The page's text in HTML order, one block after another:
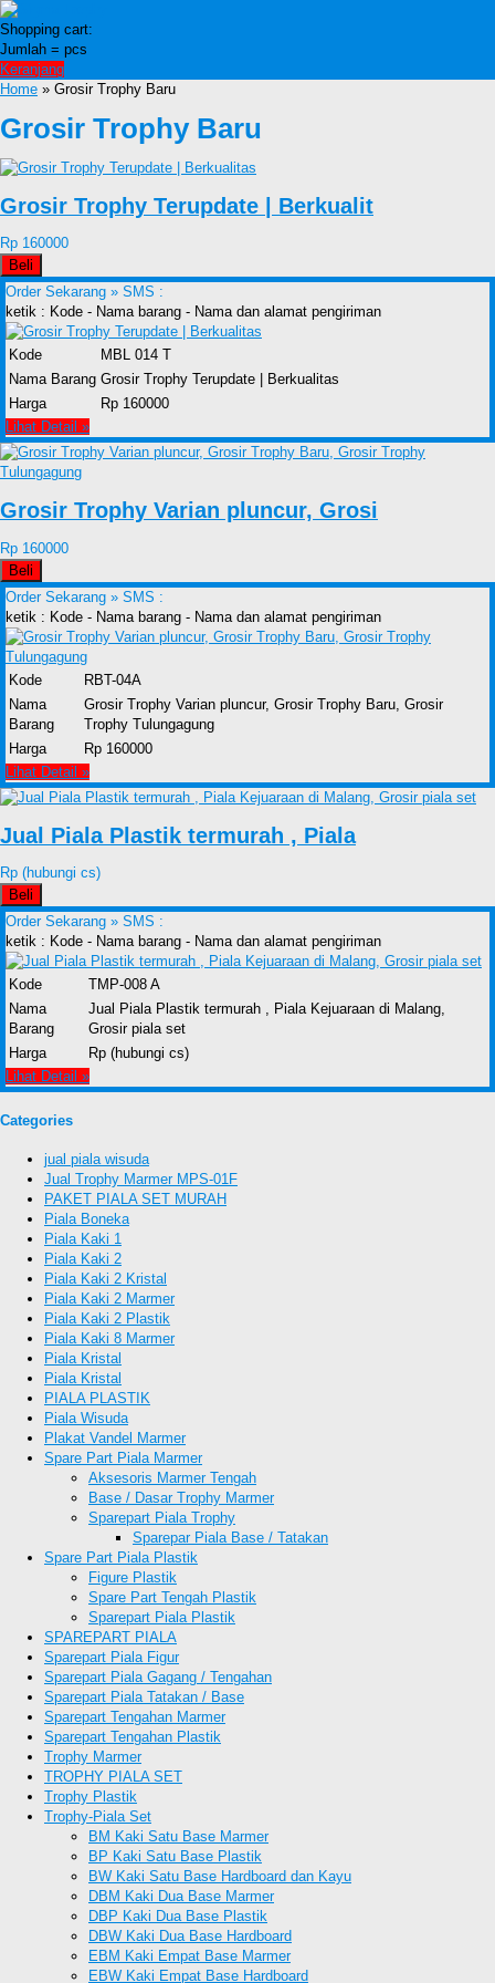
Shopping cart:
Jumlah = pcs
Keranjang
Home » Grosir Trophy Baru
Grosir Trophy Baru
Grosir Trophy Terupdate | Berkualit
Rp 160000
Beli
Order Sekarang » SMS :
ketik : Kode - Nama barang - Nama dan alamat pengiriman
Kode
MBL 014 T
Nama Barang Grosir Trophy Terupdate | Berkualitas
Harga
Rp 160000
Lihat Detail »
Grosir Trophy Varian pluncur, Grosi
Rp 160000
Beli
Order Sekarang » SMS :
ketik : Kode - Nama barang - Nama dan alamat pengiriman
Kode
RBT-04A
Nama
Barang
Grosir Trophy Varian pluncur, Grosir Trophy Baru, Grosir
Trophy Tulungagung
Harga
Rp 160000
Lihat Detail »
Jual Piala Plastik termurah , Piala
Rp (hubungi cs)
Beli
Order Sekarang » SMS :
ketik : Kode - Nama barang - Nama dan alamat pengiriman
Kode
TMP-008 A
Nama
Barang
Jual Piala Plastik termurah , Piala Kejuaraan di Malang,
Grosir piala set
Harga
Rp (hubungi cs)
Lihat Detail »
Categories
jual piala wisuda
Jual Trophy Marmer MPS-01F
PAKET PIALA SET MURAH
Piala Boneka
Piala Kaki 1
Piala Kaki 2
Piala Kaki 2 Kristal
Piala Kaki 2 Marmer
Piala Kaki 2 Plastik
Piala Kaki 8 Marmer
Piala Kristal
Piala Kristal
PIALA PLASTIK
Piala Wisuda
Plakat Vandel Marmer
Spare Part Piala Marmer
Aksesoris Marmer Tengah
Base / Dasar Trophy Marmer
Sparepart Piala Trophy
Sparepar Piala Base / Tatakan
Spare Part Piala Plastik
Figure Plastik
Spare Part Tengah Plastik
Sparepart Piala Plastik
SPAREPART PIALA
Sparepart Piala Figur
Sparepart Piala Gagang / Tengahan
Sparepart Piala Tatakan / Base
Sparepart Tengahan Marmer
Sparepart Tengahan Plastik
Trophy Marmer
TROPHY PIALA SET
Trophy Plastik
Trophy-Piala Set
BM Kaki Satu Base Marmer
BP Kaki Satu Base Plastik
BW Kaki Satu Base Hardboard dan Kayu
DBM Kaki Dua Base Marmer
DBP Kaki Dua Base Plastik
DBW Kaki Dua Base Hardboard
EBM Kaki Empat Base Marmer
EBW Kaki Empat Base Hardboard